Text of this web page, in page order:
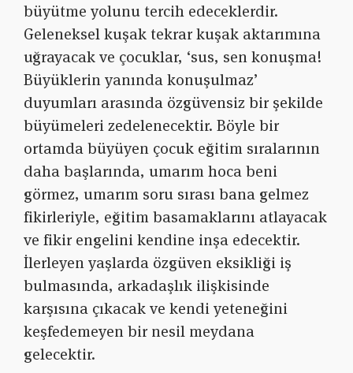
büyütme yolunu tercih edeceklerdir.
Geleneksel kuşak tekrar kuşak aktarımına
uğrayacak ve çocuklar, ‘sus, sen konuşma!
Büyüklerin yanında konuşulmaz’
duyumları arasında özgüvensiz bir şekilde
büyümeleri zedelenecektir. Böyle bir
ortamda büyüyen çocuk eğitim sıralarının
daha başlarında, umarım hoca beni
görmez, umarım soru sırası bana gelmez
fikirleriyle, eğitim basamaklarını atlayacak
ve fikir engelini kendine inşa edecektir.
İlerleyen yaşlarda özgüven eksikliği iş
bulmasında, arkadaşlık ilişkisinde
karşısına çıkacak ve kendi yeteneğini
keşfedemeyen bir nesil meydana
gelecektir.